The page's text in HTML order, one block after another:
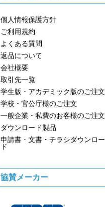
個人情報保護方針
ご利用規約
よくある質問
返品について
会社概要
取引先一覧
学生版・アカデミック版のご注文
学校・官公庁様のご注文
一般企業・私費のお客様のご注文
ダウンロード製品
申請書・文書・チラシダウンロー
ド
協賛メーカー